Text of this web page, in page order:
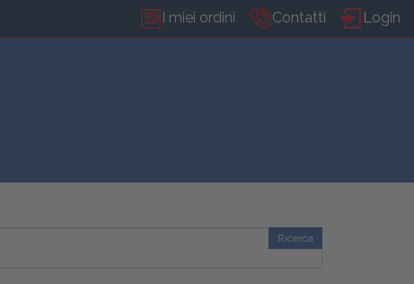
I miei ordini Contatti Login
Ricerca